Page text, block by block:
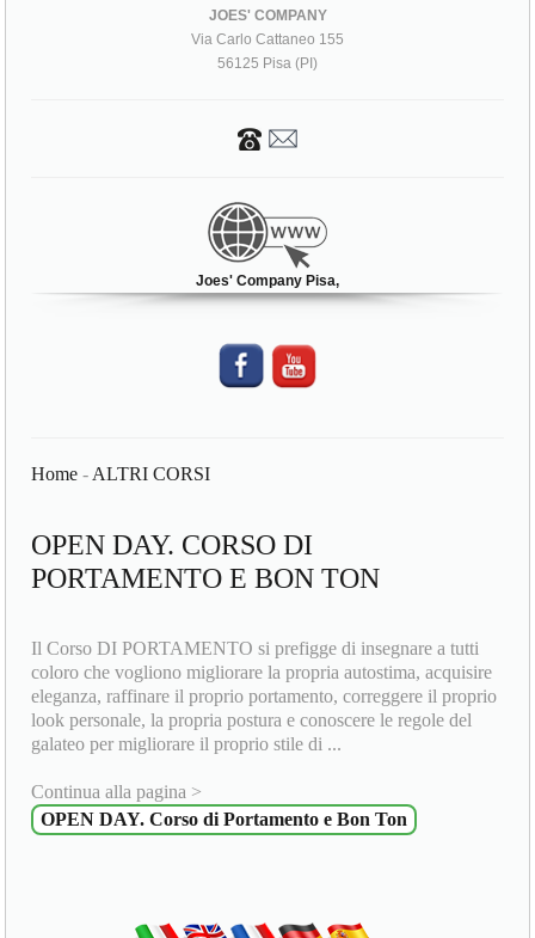
JOES' COMPANY
Via Carlo Cattaneo 155
56125 Pisa (PI)
Joes' Company Pisa,
Home - ALTRI CORSI
OPEN DAY. CORSO DI
PORTAMENTO E BON TON
Il Corso DI PORTAMENTO si prefigge di insegnare a tutti
coloro che vogliono migliorare la propria autostima, acquisire
eleganza, raffinare il proprio portamento, correggere il proprio
look personale, la propria postura e conoscere le regole del
galateo per migliorare il proprio stile di ...
Continua alla pagina >
OPEN DAY. Corso di Portamento e Bon Ton